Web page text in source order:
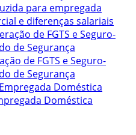
para empregada
e diferenças salariais
de FGTS e Seguro-
de Segurança
Doméstica